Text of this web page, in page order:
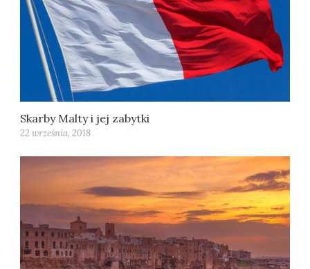
Skarby Malty i jej zabytki
22 września, 2018